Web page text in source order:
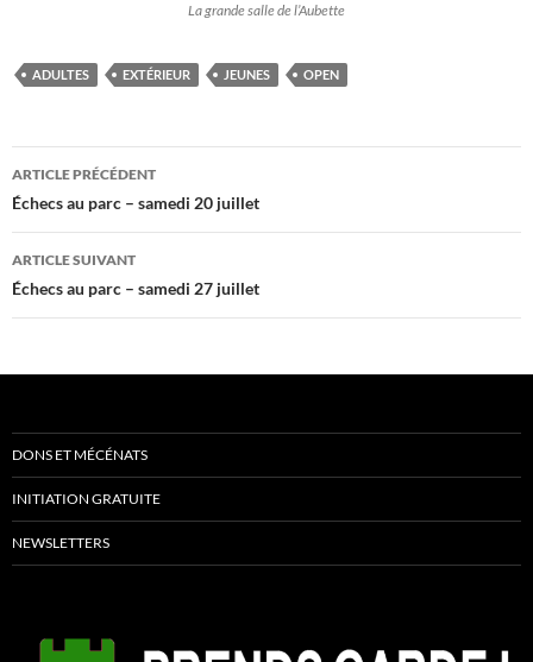
La grande salle de l’Aubette
ADULTES EXTÉRIEUR JEUNES OPEN
Navigation
des
articles
ARTICLE PRÉCÉDENT
Échecs au parc – samedi 20 juillet
ARTICLE SUIVANT
Échecs au parc – samedi 27 juillet
DONS ET MÉCÉNATS
INITIATION GRATUITE
NEWSLETTERS